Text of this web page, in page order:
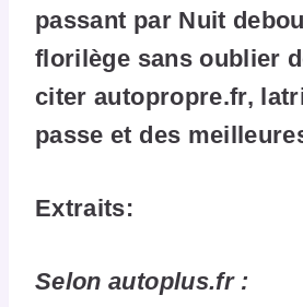
passant par Nuit
florilège sans oublier
citer autopropre.fr,
passe et des
Extraits:
Selon autoplus.fr :